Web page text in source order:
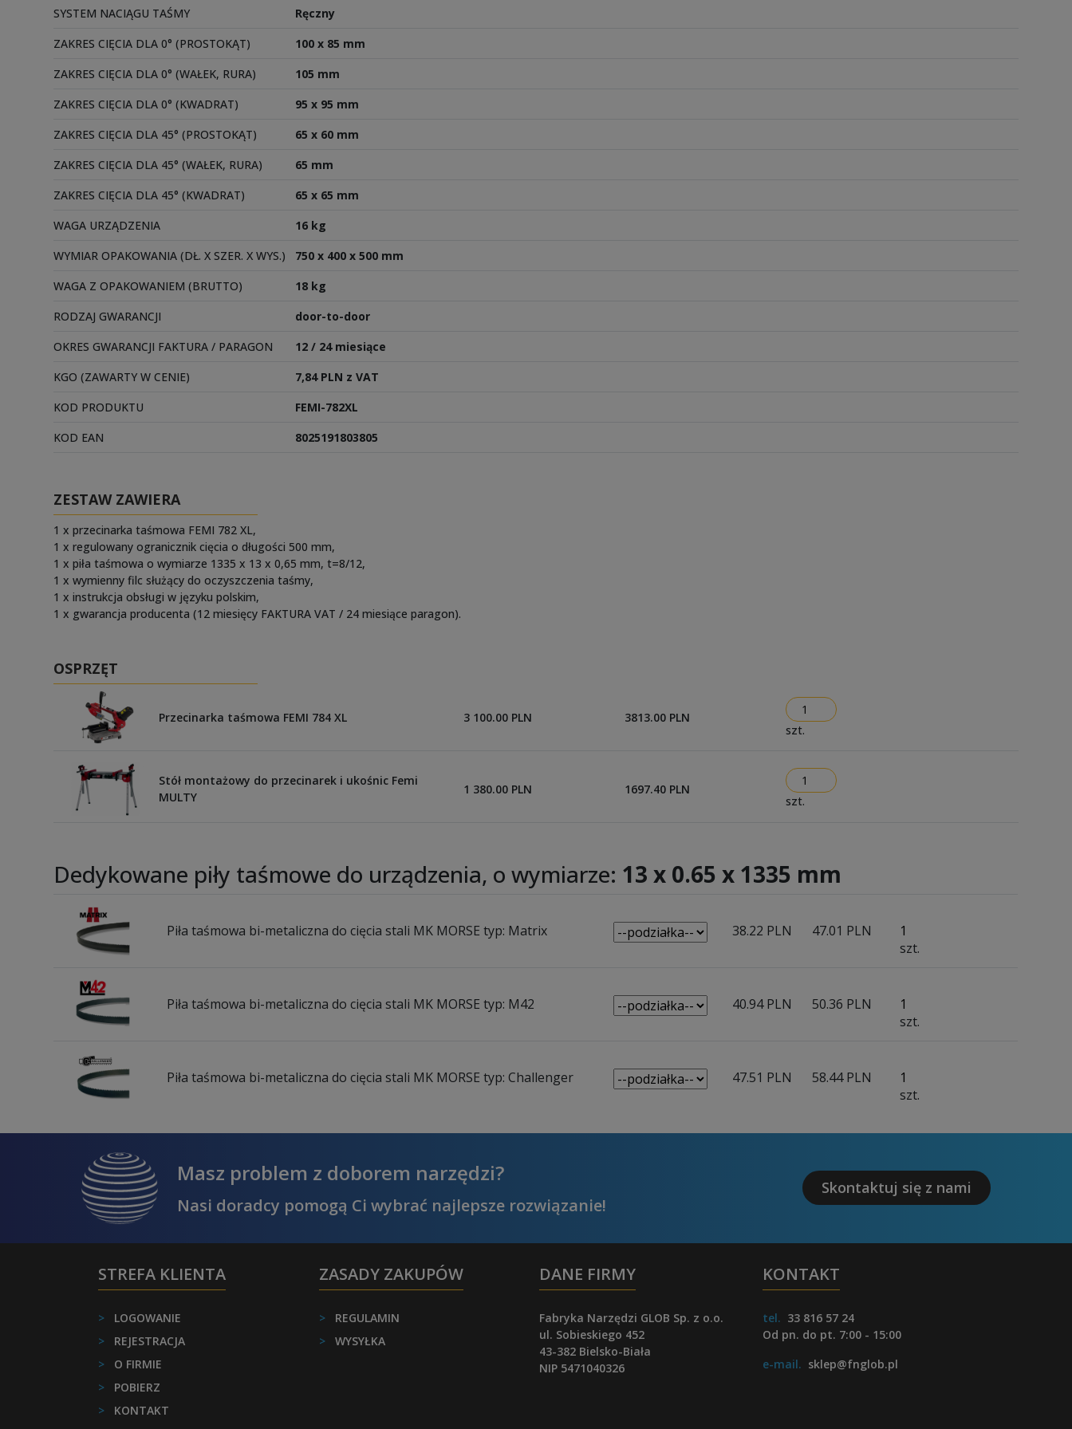
SYSTEM NACIĄGU TAŚMY
Ręczny
ZAKRES CIĘCIA DLA 0° (PROSTOKĄT)
100 x 85 mm
ZAKRES CIĘCIA DLA 0° (WAŁEK, RURA)
105 mm
ZAKRES CIĘCIA DLA 0° (KWADRAT)
95 x 95 mm
ZAKRES CIĘCIA DLA 45° (PROSTOKĄT)
65 x 60 mm
ZAKRES CIĘCIA DLA 45° (WAŁEK, RURA)
65 mm
ZAKRES CIĘCIA DLA 45° (KWADRAT)
65 x 65 mm
WAGA URZĄDZENIA
16 kg
WYMIAR OPAKOWANIA (DŁ. X SZER. X WYS.)
750 x 400 x 500 mm
WAGA Z OPAKOWANIEM (BRUTTO)
18 kg
RODZAJ GWARANCJI
door-to-door
OKRES GWARANCJI FAKTURA / PARAGON
12 / 24 miesiące
KGO (ZAWARTY W CENIE)
7,84 PLN z VAT
KOD PRODUKTU
FEMI-782XL
KOD EAN
8025191803805
ZESTAW ZAWIERA
1 x przecinarka taśmowa FEMI 782 XL,
1 x regulowany ogranicznik cięcia o długości 500 mm,
1 x piła taśmowa o wymiarze 1335 x 13 x 0,65 mm, t=8/12,
1 x wymienny filc służący do oczyszczenia taśmy,
1 x instrukcja obsługi w języku polskim,
1 x gwarancja producenta (12 miesięcy FAKTURA VAT / 24 miesiące paragon).
OSPRZĘT
Przecinarka taśmowa FEMI 784 XL 3 100.00 PLN
3813.00 PLN
szt.
Stół montażowy do przecinarek i ukośnic Femi
MULTY
1 380.00 PLN
1697.40 PLN
szt.
Dedykowane piły taśmowe do urządzenia, o wymiarze: 13 x 0.65 x 1335 mm
Piła taśmowa bi-metaliczna do cięcia stali MK MORSE typ: Matrix 38.22 PLN
47.01 PLN
szt.
Piła taśmowa bi-metaliczna do cięcia stali MK MORSE typ: M42 40.94 PLN
50.36 PLN
szt.
Piła taśmowa bi-metaliczna do cięcia stali MK MORSE typ: Challenger 47.51 PLN
58.44 PLN
szt.
Masz problem z doborem narzędzi?
Nasi doradcy pomogą Ci wybrać najlepsze rozwiązanie!
Skontaktuj się z nami
STREFA KLIENTA
>
LOGOWANIE
>
REJESTRACJA
>
O FIRMIE
>
POBIERZ
>
KONTAKT
ZASADY ZAKUPÓW
>
REGULAMIN
>
WYSYŁKA
DANE FIRMY
Fabryka Narzędzi GLOB Sp. z o.o.
ul. Sobieskiego 452
43-382 Bielsko-Biała
NIP 5471040326
KONTAKT
tel. 33 816 57 24
Od pn. do pt. 7:00 - 15:00
e-mail. sklep@fnglob.pl